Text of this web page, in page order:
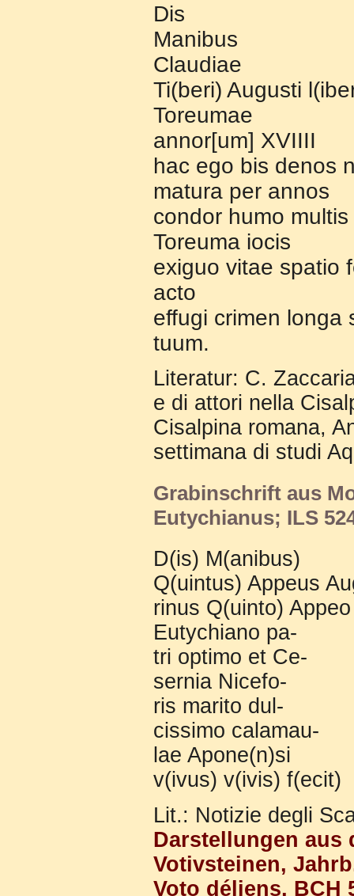
Dis
Manibus
Claudiae
Ti(beri) Augusti
Toreumae
annor[um] XVIIII
hac ego bis denos
matura per annos
condor humo
Toreuma iocis
exiguo vitae spatio
acto
effugi crimen longa
tuum.
Literatur: C.
e di attori nella
Cisalpina romana,
settimana di studi
Grabinschrift aus
Eutychianus; ILS
D(is) M(anibus)
Q(uintus) Appeus
rinus Q(uinto) Appeo
Eutychiano pa-
tri optimo et Ce-
sernia Nicefo-
ris marito dul-
cissimo calamau-
lae Apone(n)si
v(ivus) v(ivis) f(ecit)
Lit.: Notizie degli
Darstellungen aus
Votivsteinen,
Voto déliens, BCH